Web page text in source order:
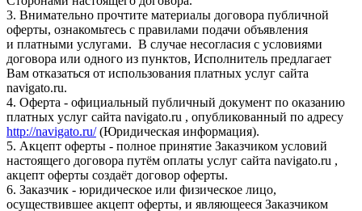
3. Внимательно прочтите материалы договора публичной
оферты, ознакомьтесь с правилами подачи объявления
и платными услугами. В случае несогласия с условиями
договора или одного из пунктов, Исполнитель предлагает
Вам отказаться от использования платных услуг сайта
navigato.ru.
4. Оферта - официальный публичный документ по оказанию
платных услуг сайта navigato.ru , опубликованный по адресу
http://navigato.ru/(Юридическая информация).
5. Акцепт оферты - полное принятие Заказчиком условий
настоящего договора путём оплаты услуг сайта navigato.ru ,
акцепт оферты создаёт договор оферты.
6. Заказчик - юридическое или физическое лицо,
осуществившее акцепт оферты, и являющееся Заказчиком